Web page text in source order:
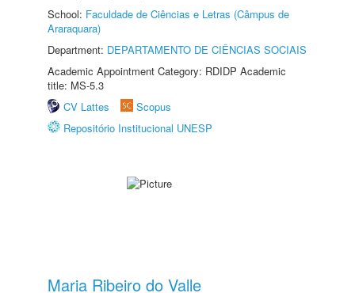
School: Faculdade de Ciências e Letras (Câmpus de
Araraquara)
Department: DEPARTAMENTO DE CIÊNCIAS SOCIAIS
Academic Appointment Category: RDIDP Academic
title: MS-5.3
CV Lattes
Scopus
Repositório Institucional UNESP
Maria Ribeiro do Valle